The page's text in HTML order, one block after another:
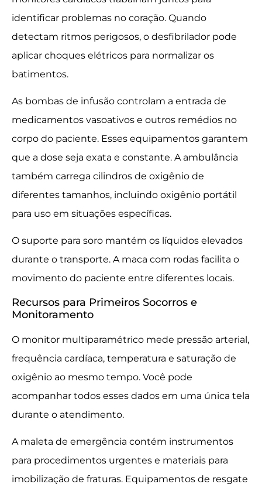
identificar problemas no coração. Quando
detectam ritmos perigosos, o desfibrilador pode
aplicar choques elétricos para normalizar os
batimentos.
As bombas de infusão controlam a entrada de
medicamentos vasoativos e outros remédios no
corpo do paciente. Esses equipamentos garantem
que a dose seja exata e constante. A ambulância
também carrega cilindros de oxigênio de
diferentes tamanhos, incluindo oxigênio portátil
para uso em situações específicas.
O suporte para soro mantém os líquidos elevados
durante o transporte. A maca com rodas facilita o
movimento do paciente entre diferentes locais.
Recursos para Primeiros Socorros e
Monitoramento
O monitor multiparamétrico mede pressão arterial,
frequência cardíaca, temperatura e saturação de
oxigênio ao mesmo tempo. Você pode
acompanhar todos esses dados em uma única tela
durante o atendimento.
A maleta de emergência contém instrumentos
para procedimentos urgentes e materiais para
imobilização de fraturas. Equipamentos de resgate